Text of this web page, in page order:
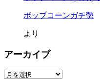
ポップコーンガチ勢
より
アーカイブ
ア